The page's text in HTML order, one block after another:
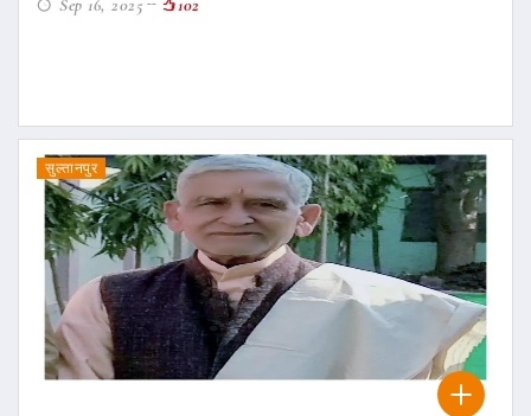
Sep 16, 2025 102
सुल्तानपुर